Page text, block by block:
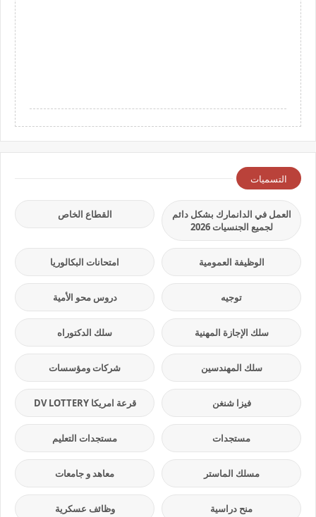
التسميات
العمل في الدانمارك بشكل دائم
لجميع الجنسيات 2026
القطاع الخاص
الوظيفة العمومية امتحانات البكالوريا
توجيه دروس محو الأمية
سلك الإجازة المهنية سلك الدكتوراه
سلك المهندسين شركات ومؤسسات
فيزا شنغن قرعة امريكا DV LOTTERY
مستجدات مستجدات التعليم
مسلك الماستر معاهد و جامعات
منح دراسية وظائف عسكرية